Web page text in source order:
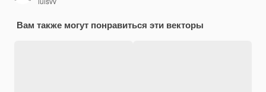
Вам также могут понравиться эти векторы